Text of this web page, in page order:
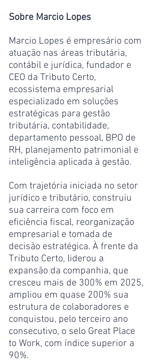
Sobre Marcio Lopes
Marcio Lopes é empresário com
atuação nas áreas tributária,
contábil e jurídica, fundador e
CEO da Tributo Certo,
ecossistema empresarial
especializado em soluções
estratégicas para gestão
tributária, contabilidade,
departamento pessoal, BPO de
RH, planejamento patrimonial e
inteligência aplicada à gestão.
Com trajetória iniciada no setor
jurídico e tributário, construiu
sua carreira com foco em
eficiência fiscal, reorganização
empresarial e tomada de
decisão estratégica. À frente da
Tributo Certo, liderou a
expansão da companhia, que
cresceu mais de 300% em 2025,
ampliou em quase 200% sua
estrutura de colaboradores e
conquistou, pelo terceiro ano
consecutivo, o selo Great Place
to Work, com índice superior a
90%.